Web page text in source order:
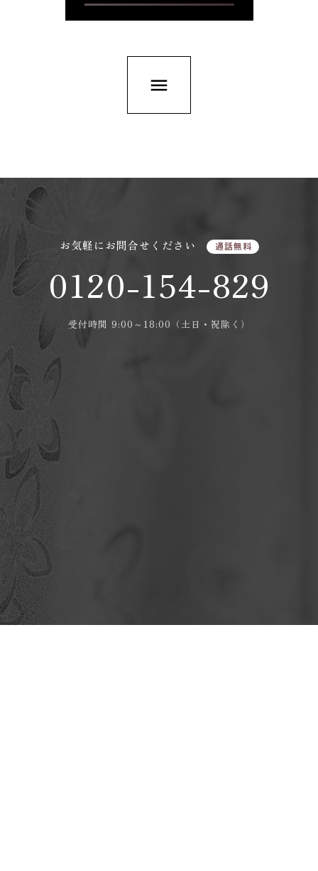
menu
お気軽にお問合せください 通話無料
0120-154-829
受付時間 9:00～18:00（土日・祝除く）